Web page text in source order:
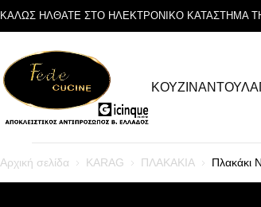
ΚΑΛΩΣ ΗΛΘΑΤΕ ΣΤΟ ΗΛΕΚΤΡΟΝΙΚΟ ΚΑΤΑΣΤΗΜΑ
ΚΟΥΖΙΝΑ
Αρχική σελίδα KARAG ΠΛΑΚΑΚΙΑ Πλακάκι